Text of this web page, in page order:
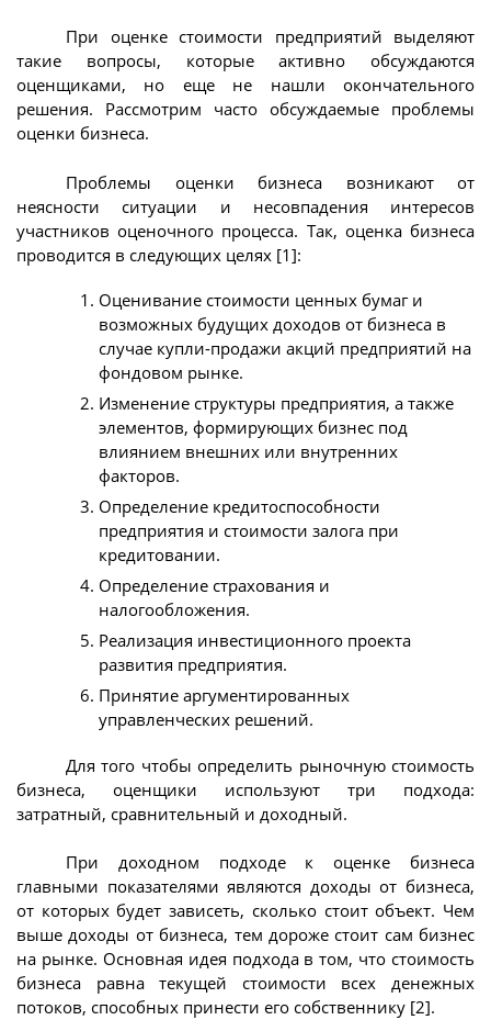
При оценке стоимости предприятий выделяют
такие вопросы, которые активно обсуждаются
оценщиками, но еще не нашли окончательного
решения. Рассмотрим часто обсуждаемые проблемы
оценки бизнеса.
Проблемы оценки бизнеса возникают от
неясности ситуации и несовпадения интересов
участников оценочного процесса. Так, оценка бизнеса
проводится в следующих целях [1]:
Оценивание стоимости ценных бумаг и
возможных будущих доходов от бизнеса в
случае купли-продажи акций предприятий на
фондовом рынке.
Изменение структуры предприятия, а также
элементов, формирующих бизнес под
влиянием внешних или внутренних
факторов.
Определение кредитоспособности
предприятия и стоимости залога при
кредитовании.
Определение страхования и
налогообложения.
Реализация инвестиционного проекта
развития предприятия.
Принятие аргументированных
управленческих решений.
Для того чтобы определить рыночную стоимость
бизнеса, оценщики используют три подхода:
затратный, сравнительный и доходный.
При доходном подходе к оценке бизнеса
главными показателями являются доходы от бизнеса,
от которых будет зависеть, сколько стоит объект. Чем
выше доходы от бизнеса, тем дороже стоит сам бизнес
на рынке. Основная идея подхода в том, что стоимость
бизнеса равна текущей стоимости всех денежных
потоков, способных принести его собственнику [2].